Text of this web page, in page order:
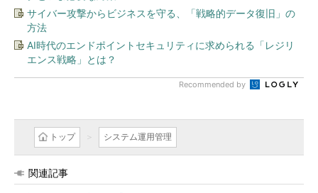
サイバー攻撃からビジネスを守る、「戦略的データ復旧」の
方法
AI時代のエンドポイントセキュリティに求められる「レジリ
エンス戦略」とは？
Recommended by
トップ システム運用管理
関連記事